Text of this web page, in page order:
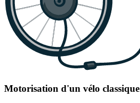
Motorisation d'un vélo classique